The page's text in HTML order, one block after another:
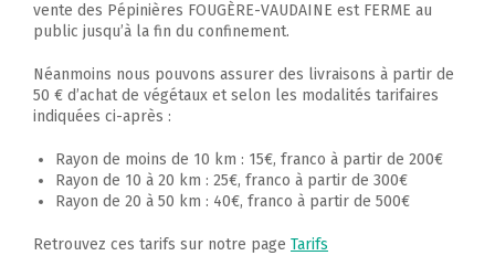
vente des Pépinières FOUGÈRE-VAUDAINE est FERME au
public jusqu’à la fin du confinement.
Néanmoins nous pouvons assurer des livraisons à partir de
50 € d’achat de végétaux et selon les modalités tarifaires
indiquées ci-après :
Rayon de moins de 10 km : 15€‚ franco à partir de 200€
Rayon de 10 à 20 km : 25€, franco à partir de 300€
Rayon de 20 à 50 km : 40€, franco à partir de 500€
Retrouvez ces tarifs sur notre page Tarifs